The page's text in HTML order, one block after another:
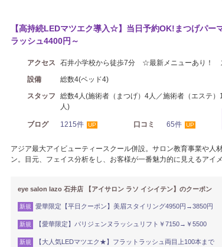
【高持続LEDマツエク導入☆】当日予約OK!まつげパー
ラッシュ4400円～
アクセス
石井小学校から徒歩7分 ☆最新メニューあり！
設備
総数4(ベッド4)
スタッフ
総数4人(施術者（まつげ）4人／施術者（エステ）
人)
ブログ 1215件 UP 口コミ 65件 UP
アジア最大アイビューティースクール併設。サロン教育事業や人
ン。目元、フェイス分析をし、お客様が一番魅力的に見えるアイ
eye salon lazo 石井店 【アイサロン ラソ イシイテン】のクーポン
新規 愛華限定【平日クーポン】美眉スタイリング4950円→3850円
新規 【愛華限定】パリジェンヌラッシュリフト￥7150→￥5500
新規 【大人気LEDマツエク★】フラットラッシュ両目上100本まで